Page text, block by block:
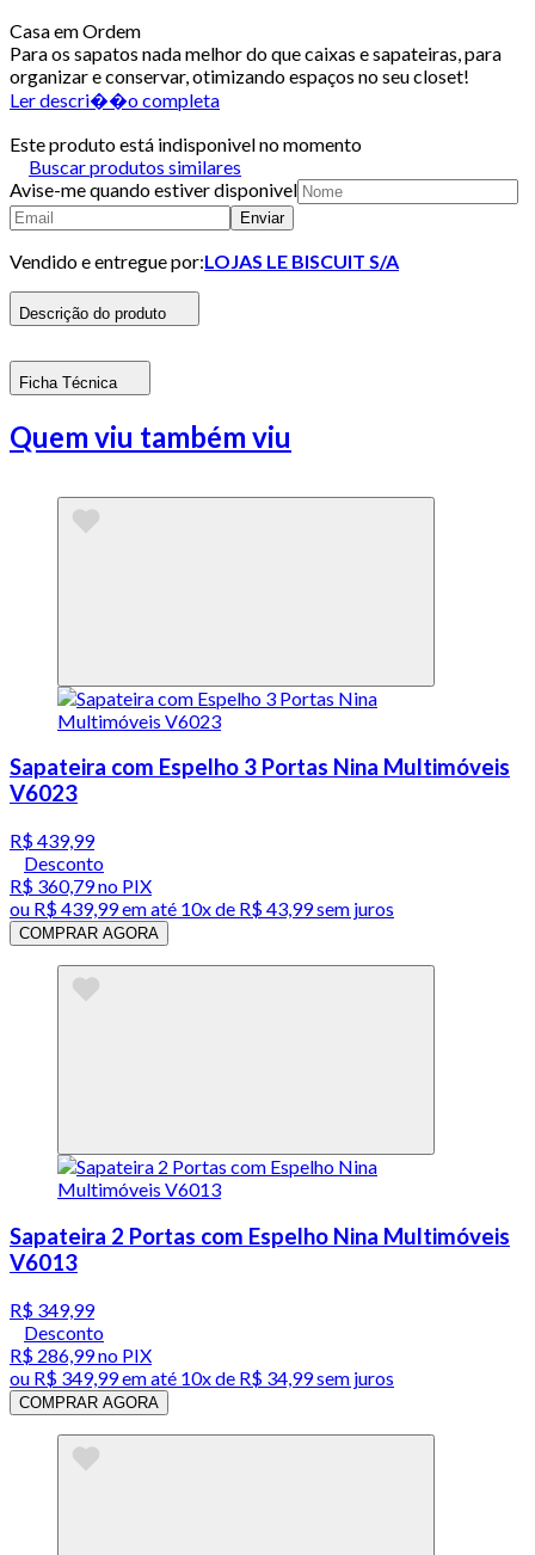
Casa em Ordem
Para os sapatos nada melhor do que caixas e sapateiras, para
organizar e conservar, otimizando espaços no seu closet!
Ler descri��o completa
Este produto está indisponivel no momento
Buscar produtos similares
Avise-me quando estiver disponivel
Enviar
Vendido e entregue por:LOJAS LE BISCUIT S/A
Descrição do produto
Ficha Técnica
Quem viu também viu
Sapateira com Espelho 3 Portas Nina Multimóveis
V6023
R$ 439,99
Desconto
R$ 360,79no PIX
ou R$ 439,99em até 10x de R$ 43,99 sem juros
COMPRAR AGORA
Sapateira 2 Portas com Espelho Nina Multimóveis
V6013
R$ 349,99
Desconto
R$ 286,99no PIX
ou R$ 349,99em até 10x de R$ 34,99 sem juros
COMPRAR AGORA